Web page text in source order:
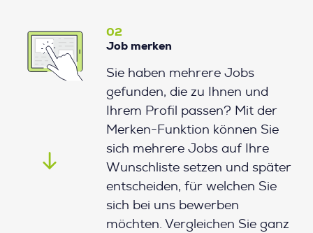
02
Job merken
Sie haben mehrere Jobs
gefunden, die zu Ihnen und
Ihrem Profil passen? Mit der
Merken-Funktion können Sie
sich mehrere Jobs auf Ihre
Wunschliste setzen und später
entscheiden, für welchen Sie
sich bei uns bewerben
möchten. Vergleichen Sie ganz